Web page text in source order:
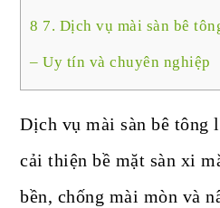
8 7. Dịch vụ mài sàn bê
– Uy tín và chuyên nghiệp
Dịch vụ mài sàn bê tông
cải thiện bề mặt sàn xi
bền, chống mài mòn và